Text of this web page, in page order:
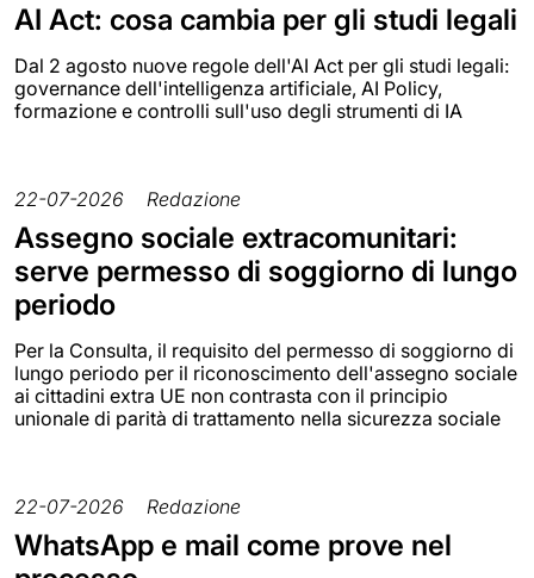
AI Act: cosa cambia per gli studi legali
Dal 2 agosto nuove regole dell'AI Act per gli studi legali:
governance dell'intelligenza artificiale, AI Policy,
formazione e controlli sull'uso degli strumenti di IA
22-07-2026 Redazione
Assegno sociale extracomunitari:
serve permesso di soggiorno di lungo
periodo
Per la Consulta, il requisito del permesso di soggiorno di
lungo periodo per il riconoscimento dell'assegno sociale
ai cittadini extra UE non contrasta con il principio
unionale di parità di trattamento nella sicurezza sociale
22-07-2026 Redazione
WhatsApp e mail come prove nel